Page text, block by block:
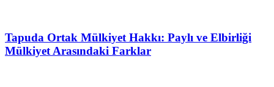
Tapuda Ortak Mülkiyet Hakkı: Paylı ve Elbirliği
Mülkiyet Arasındaki Farklar